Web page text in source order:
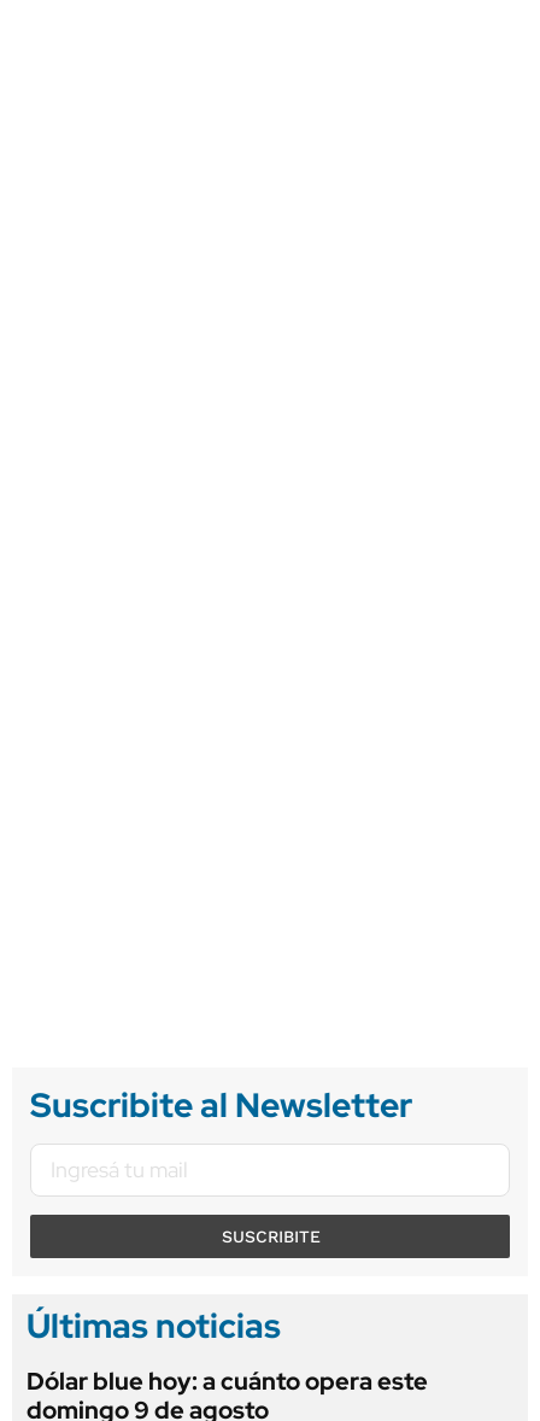
Suscribite al Newsletter
SUSCRIBITE
Últimas noticias
Dólar blue hoy: a cuánto opera este
domingo 9 de agosto